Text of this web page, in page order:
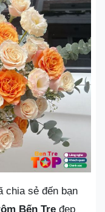
chia sẻ đến bạn
Bến Tre đẹp